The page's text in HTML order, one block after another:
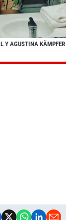
Y AGUSTINA KÄMPFER